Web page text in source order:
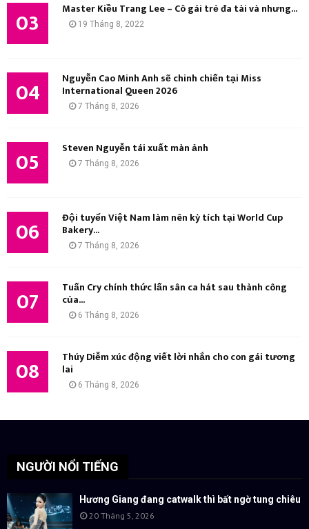
03 Master Kiều Trang Lee – Cô gái trẻ đa tài và nhưng...
19 Tháng 8, 2022
04 Nguyễn Cao Minh Anh sẽ chinh chiến tại Miss
International Queen 2026
7 Tháng 8, 2026
05 Steven Nguyễn tái xuất màn ảnh
7 Tháng 8, 2026
06 Đội tuyển Việt Nam làm nên kỳ tích tại World Cup
Bakery...
7 Tháng 8, 2026
07 Tuấn Cry chính thức lấn sân ca hát sau thành công
của...
6 Tháng 8, 2026
08 Thúy Diễm xúc động viết lời nhắn cho con gái tương
lai
6 Tháng 8, 2026
NGƯỜI NỔI TIẾNG
Hương Giang đang catwalk thì bất ngờ tung chiêu
20 Tháng 5, 2026